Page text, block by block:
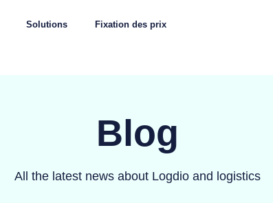
Solutions Fixation des prix
Blog
All the latest news about Logdio and logistics